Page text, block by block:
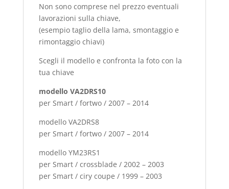
Non sono comprese nel prezzo eventuali
lavorazioni sulla chiave,
(esempio taglio della lama, smontaggio e
rimontaggio chiavi)
Scegli il modello e confronta la foto con la
tua chiave
modello VA2DRS10
per Smart / fortwo / 2007 – 2014
modello VA2DRS8
per Smart / fortwo / 2007 – 2014
modello YM23RS1
per Smart / crossblade / 2002 – 2003
per Smart / ciry coupe / 1999 – 2003